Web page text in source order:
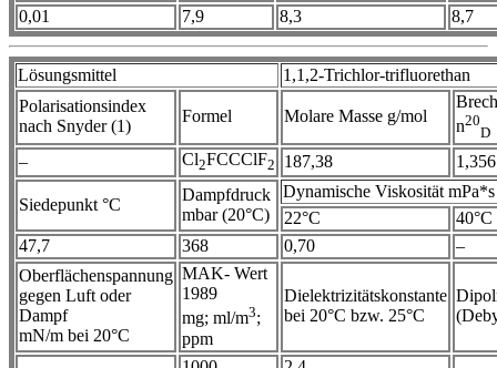
0,01
7,9 8,3 8,7
Lösungsmittel
1,1,2-Trichlor-trifluorethan
Polarisationsindex
nach Snyder (1)
Formel Molare Masse g/mol
n20
D
– Cl2FCCClF2 187,38 1,356
Siedepunkt °C
Dampfdruck
mbar (20°C)
Dynamische Viskosität mPa*s
22°C
40°C
47,7
368 0,70
–
Oberflächenspannung
gegen Luft oder
Dampf
mN/m bei 20°C
MAK- Wert
1989
mg; ml/m3;
ppm
Dielektrizitätskonstante
bei 20°C bzw. 25°C